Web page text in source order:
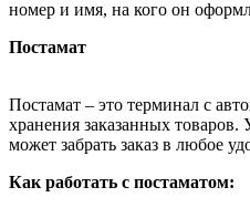
номер и имя, на кого он
Постамат
Постамат – это терминал с
хранения заказанных товаров.
может забрать заказ в любое
Как работать с постаматом: